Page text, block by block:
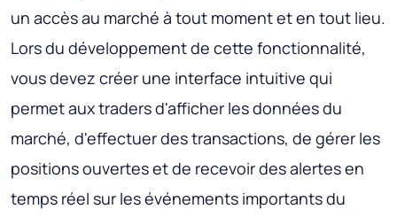
un accès au marché à tout moment et en tout lieu.
Lors du développement de cette fonctionnalité,
vous devez créer une interface intuitive qui
permet aux traders d'afficher les données du
marché, d'effectuer des transactions, de gérer les
positions ouvertes et de recevoir des alertes en
temps réel sur les événements importants du